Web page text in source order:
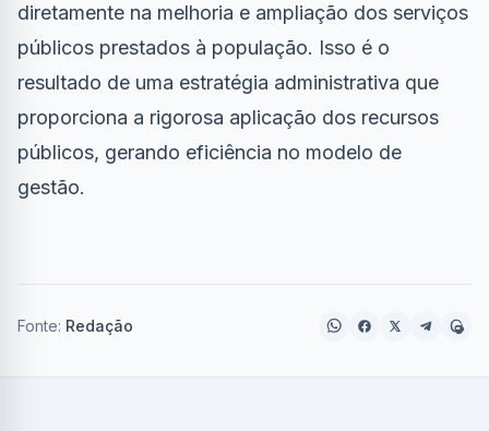
diretamente na melhoria e ampliação dos serviços
públicos prestados à população. Isso é o
resultado de uma estratégia administrativa que
proporciona a rigorosa aplicação dos recursos
públicos, gerando eficiência no modelo de
gestão.
Fonte: Redação